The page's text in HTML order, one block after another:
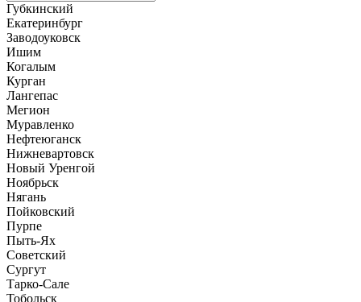
Губкинский
Екатеринбург
Заводоуковск
Ишим
Когалым
Курган
Лангепас
Мегион
Муравленко
Нефтеюганск
Нижневартовск
Новый Уренгой
Ноябрьск
Нягань
Пойковский
Пурпе
Пыть-Ях
Советский
Сургут
Тарко-Сале
Тобольск